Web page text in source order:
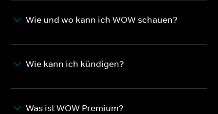
Wie und wo kann ich WOW schauen?
Wie kann ich kündigen?
Was ist WOW Premium?